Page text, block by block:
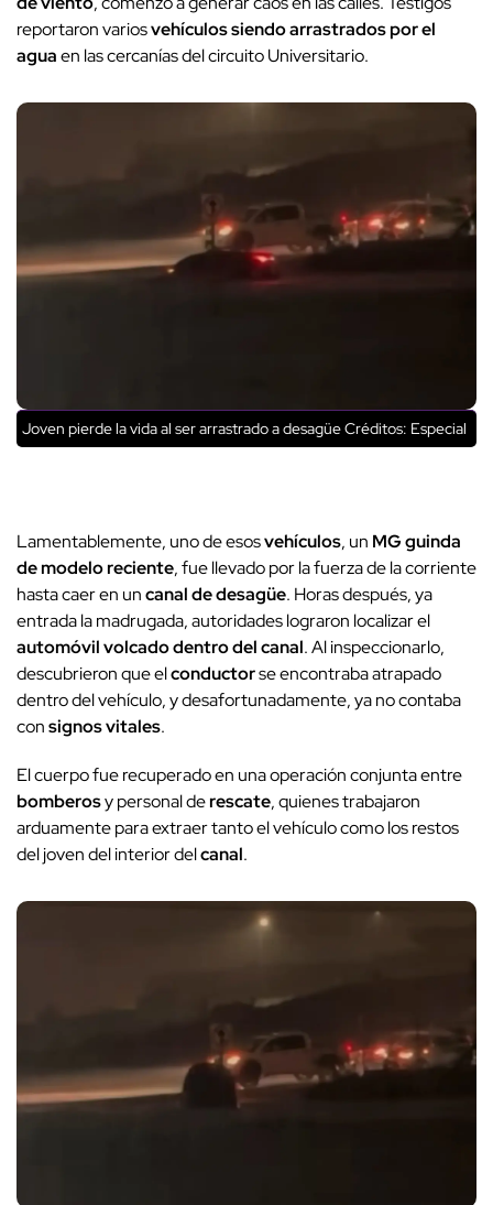
reportaron variosvehículossiendo arrastrados por el
aguaen las cercanías del circuito Universitario.
Joven pierde la vida al ser arrastrado a desagüeCréditos: Especial
Lamentablemente, uno de esosvehículos, un MG guinda
de modelo reciente, fue llevado por la fuerza de la corriente
hasta caer en uncanalde desagüe. Horas después, ya
entrada la madrugada, autoridades lograron localizar el
automóvilvolcado dentro delcanal. Al inspeccionarlo,
descubrieron que elconductorse encontraba atrapado
dentro del vehículo, y desafortunadamente, ya no contaba
consignos vitales.
El cuerpo fue recuperado en una operación conjunta entre
bomberosy personal derescate, quienes trabajaron
arduamente para extraer tanto el vehículo como los restos
del joven del interior delcanal.